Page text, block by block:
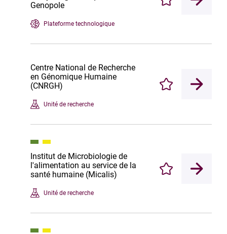
Genopole
Plateforme technologique
Enregistrer
Centre National de Recherche
en Génomique Humaine
(CNRGH)
Unité de recherche
Enregistrer
Institut de Microbiologie de
l'alimentation au service de la
santé humaine (Micalis)
Unité de recherche
Enregistrer